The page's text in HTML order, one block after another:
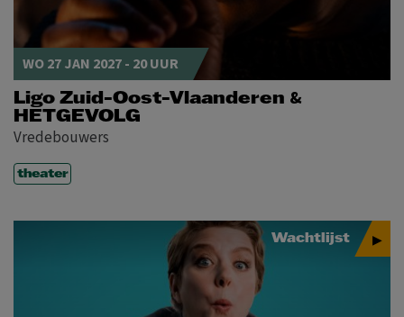
WO 27 JAN 2027 - 20 UUR
Ligo Zuid-Oost-Vlaanderen &
HETGEVOLG
Vredebouwers
theater
Wachtlijst